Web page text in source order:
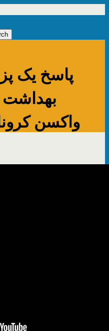
پاسخ یک
بهداشت
واکسن